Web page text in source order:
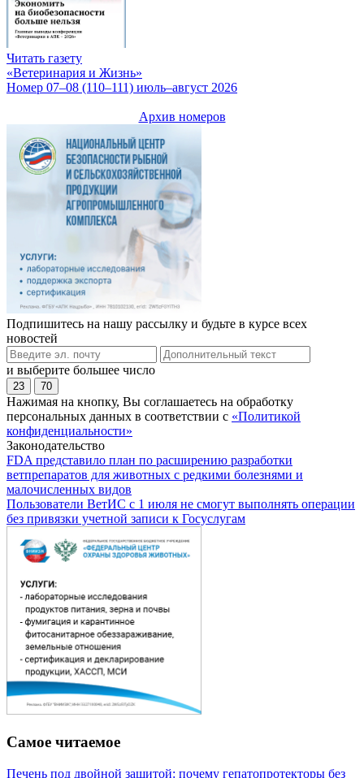
Читать газету
«Ветеринария и Жизнь»
Номер 07–08 (110–111) июль–август 2026
Архив номеров
Подпишитесь на нашу рассылку и будьте в курсе всех
новостей
и выберите большее число
23 70
Нажимая на кнопку, Вы соглашаетесь на обработку
персональных данных в соответствии с «Политикой
конфиденциальности»
Законодательство
FDA представило план по расширению разработки
ветпрепаратов для животных с редкими болезнями и
малочисленных видов
Пользователи ВетИС с 1 июля не смогут выполнять операции
без привязки учетной записи к Госуслугам
Самое читаемое
Печень под двойной защитой: почему гепатопротекторы без